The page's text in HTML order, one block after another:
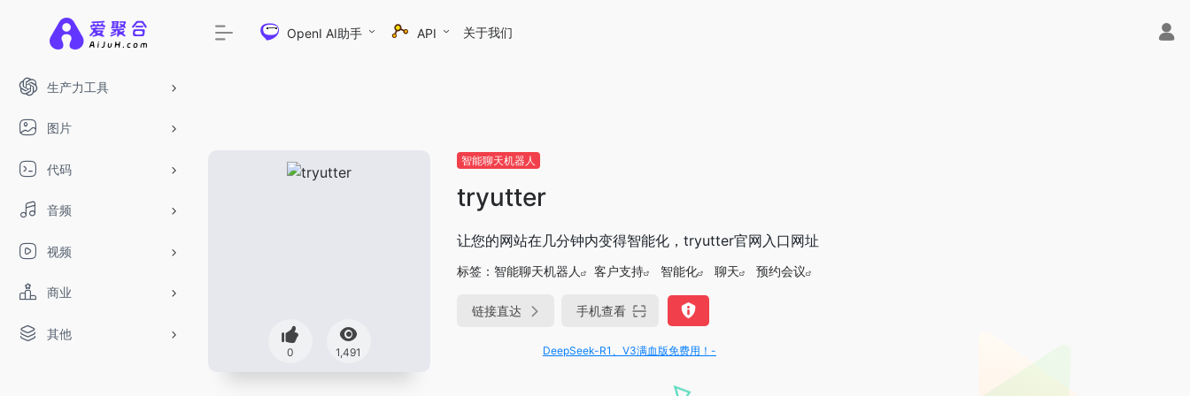
生产力工具
图片
代码
音频
视频
商业
其他
OpenI AI助手 API 关于我们
0 1,491
智能聊天机器人
tryutter
让您的网站在几分钟内变得智能化，tryutter官网入口网址
标签： 智能聊天机器人 客户支持 智能化 聊天 预约会议
链接直达 手机查看
DeepSeek-R1、V3满血版免费用！- 字节Trae即可编程又可聊天